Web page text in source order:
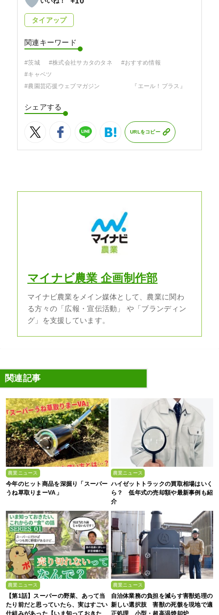
タイアップ
関連キーワード
#茨城 #株式会社サカタのタネ
#おすすめ情報
#キャベツ
#農園芸応援ウェブマガジン 『エール！プラス』
シェアする
URLをコピー
マイナビ農業 企画制作部
マイナビ農業をメイン媒体として、農業に関わ
る方々の「広報・宣伝活動」 や「ブランディン
グ」を支援しています。
関連記事
農業ニュース
今年のヒット商品を深掘り「スーパー
うね草取りまーVA」
農業ニュース
ハイゼットトラックの買取相場はいく
ら？ 低年式の売却額や最新事例も紹
介
農業ニュース
【第1話】スーパーの野菜、あって当
たり前だと思っていたら、実はすごい
農業ニュース
自治体業務の負担を減らす害獣処理の
新しい選択肢 害獣の死骸を現地で適